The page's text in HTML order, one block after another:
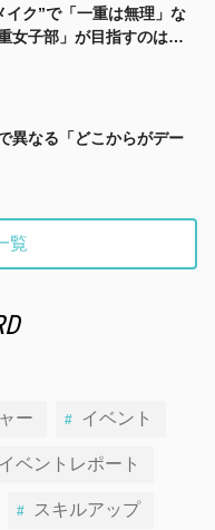
イク”で「一重は無理」な
女子部」が目指すのは、
異なる「どこからがデー
覧
ー イベント
イベントレポート
スキルアップ